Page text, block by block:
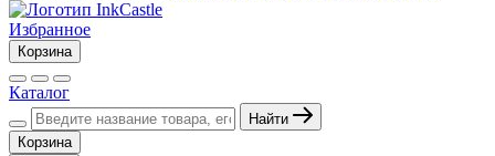
Избранное
Корзина
Каталог
Найти
Корзина